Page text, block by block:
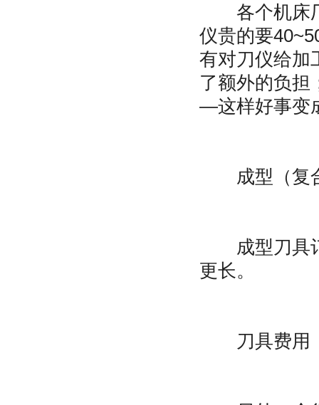
各个机床厂
仪贵的要
有对刀仪给加
了额外的负担
—这样好事变
成型（复
成型刀具订
更长。
刀具费用